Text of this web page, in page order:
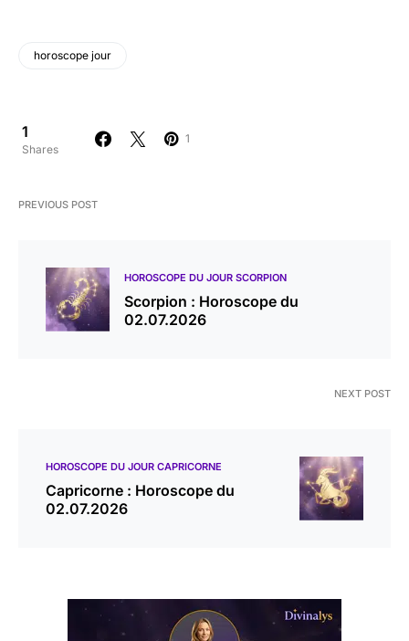
horoscope jour
1
Shares
1
PREVIOUS POST
HOROSCOPE DU JOUR SCORPION
Scorpion : Horoscope du
02.07.2026
NEXT POST
HOROSCOPE DU JOUR CAPRICORNE
Capricorne : Horoscope du
02.07.2026